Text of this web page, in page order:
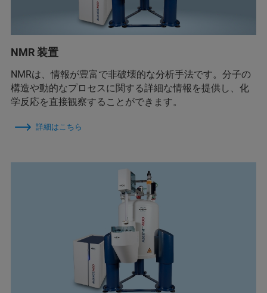
NMR 装置
NMRは、情報が豊富で非破壊的な分析手法です。分子の
構造や動的なプロセスに関する詳細な情報を提供し、化
学反応を直接観察することができます。
詳細はこちら